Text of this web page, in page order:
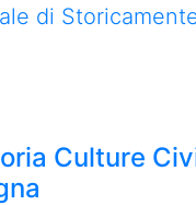
di
Culture